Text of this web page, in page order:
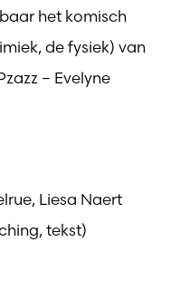
het komisch
de fysiek) van
– Evelyne
Liesa Naert
tekst)